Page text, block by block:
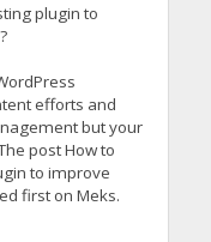
plugin to
efforts and
but your
post How to
to improve
first on Meks.